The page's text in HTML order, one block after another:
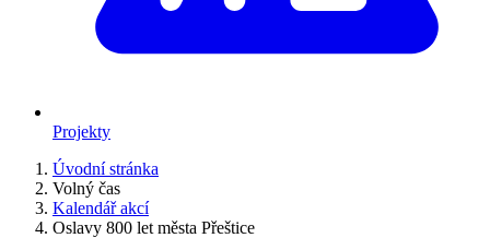
Projekty
Úvodní stránka
Volný čas
Kalendář akcí
Oslavy 800 let města Přeštice